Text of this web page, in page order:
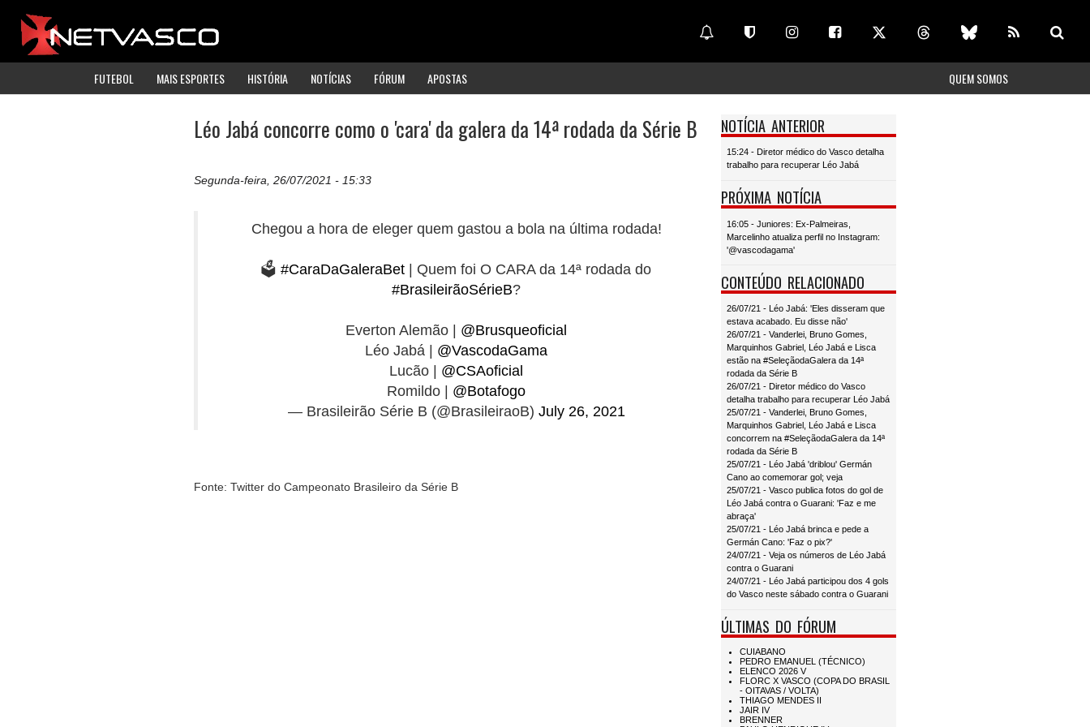
FUTEBOL MAIS ESPORTES HISTÓRIA NOTÍCIAS FÓRUM APOSTAS QUEM SOMOS
Léo Jabá concorre como o 'cara' da galera da 14ª rodada da Série B
Segunda-feira, 26/07/2021 - 15:33
Chegou a hora de eleger quem gastou a bola na última rodada!
🗳️#CaraDaGaleraBet | Quem foi O CARA da 14ª rodada do
#BrasileirãoSérieB?
Everton Alemão | @Brusqueoficial
Léo Jabá | @VascodaGama
Lucão | @CSAoficial
Romildo | @Botafogo
— Brasileirão Série B (@BrasileiraoB) July 26, 2021
Fonte: Twitter do Campeonato Brasileiro da Série B
NOTÍCIA ANTERIOR
15:24 - Diretor médico do Vasco detalha
trabalho para recuperar Léo Jabá
PRÓXIMA NOTÍCIA
16:05 - Juniores: Ex-Palmeiras,
Marcelinho atualiza perfil no Instagram:
'@vascodagama'
CONTEÚDO RELACIONADO
26/07/21 - Léo Jabá: 'Eles disseram que
estava acabado. Eu disse não'
26/07/21 - Vanderlei, Bruno Gomes,
Marquinhos Gabriel, Léo Jabá e Lisca
estão na #SeleçãodaGalera da 14ª
rodada da Série B
26/07/21 - Diretor médico do Vasco
detalha trabalho para recuperar Léo Jabá
25/07/21 - Vanderlei, Bruno Gomes,
Marquinhos Gabriel, Léo Jabá e Lisca
concorrem na #SeleçãodaGalera da 14ª
rodada da Série B
25/07/21 - Léo Jabá 'driblou' Germán
Cano ao comemorar gol; veja
25/07/21 - Vasco publica fotos do gol de
Léo Jabá contra o Guarani: 'Faz e me
abraça'
25/07/21 - Léo Jabá brinca e pede a
Germán Cano: 'Faz o pix?'
24/07/21 - Veja os números de Léo Jabá
contra o Guarani
24/07/21 - Léo Jabá participou dos 4 gols
do Vasco neste sábado contra o Guarani
ÚLTIMAS DO FÓRUM